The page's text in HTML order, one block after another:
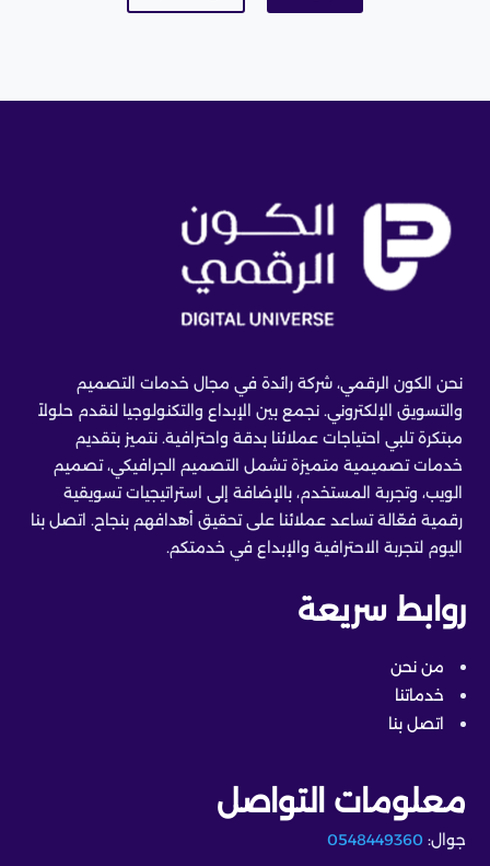
نحن الكون الرقمي، شركة رائدة في مجال خدمات التصميم
والتسويق الإلكتروني. نجمع بين الإبداع والتكنولوجيا لنقدم حلولاً
مبتكرة تلبي احتياجات عملائنا بدقة واحترافية. نتميز بتقديم
خدمات تصميمية متميزة تشمل التصميم الجرافيكي، تصميم
الويب، وتجربة المستخدم، بالإضافة إلى استراتيجيات تسويقية
رقمية فعّالة تساعد عملائنا على تحقيق أهدافهم بنجاح. اتصل بنا
اليوم لتجربة الاحترافية والإبداع في خدمتكم.
روابط سريعة
من نحن
خدماتنا
اتصل بنا
معلومات التواصل
جوال: 0548449360